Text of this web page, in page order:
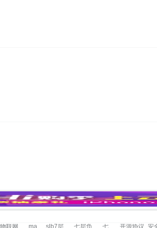
slb7层 七层负载均衡 开源协议 安